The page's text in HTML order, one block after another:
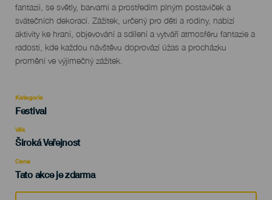
evento
fantazii, se světly, barvami a prostředím plným postaviček a
svátečních dekorací. Zážitek, určený pro děti a rodiny, nabízí
aktivity ke hraní, objevování a sdílení a vytváří atmosféru fantazie a
radosti, kde každou návštěvu doprovází úžas a procházku
promění ve výjimečný zážitek.
Kategorie
Categoría
evento
Festival
Věk
Edad
Recomendada
Široká Veřejnost
Cena
Tato akce je zdarma